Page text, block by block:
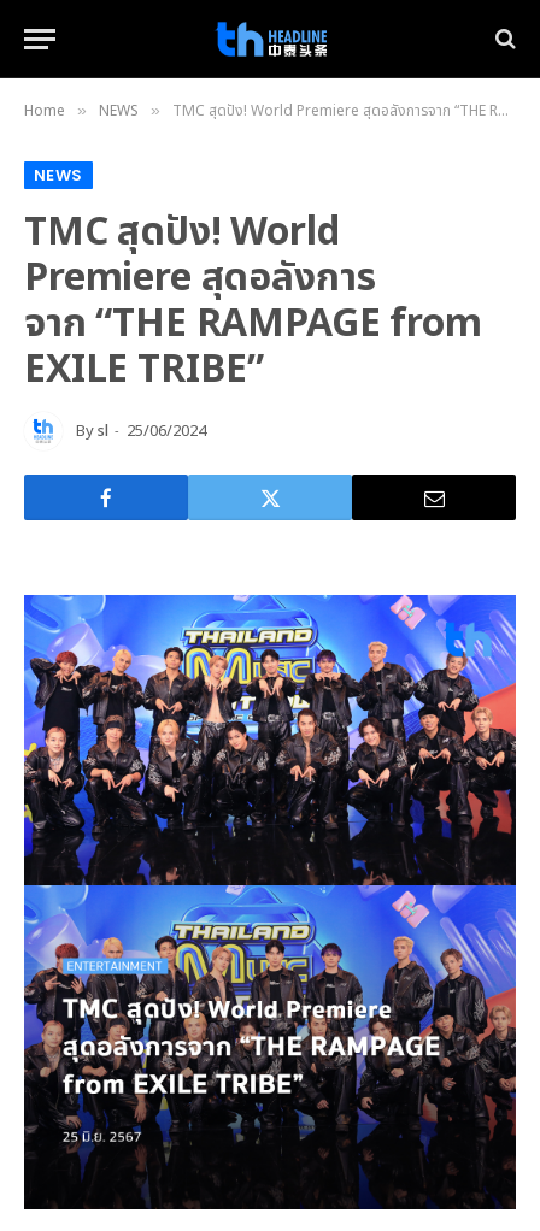
Home » NEWS » TMC สุดปัง! World Premiere สุดอลังการจาก “THE RAMPAGE from EXILE TRIBE”
NEWS
TMC สุดปัง! World
Premiere สุดอลังการ
จาก “THE RAMPAGE from
EXILE TRIBE”
Bysl 25/06/2024